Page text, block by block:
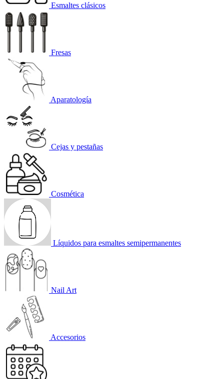
Esmaltes clásicos
Fresas
Aparatología
Cejas y pestañas
Cosmética
Líquidos para esmaltes semipermanentes
Nail Art
Accesorios